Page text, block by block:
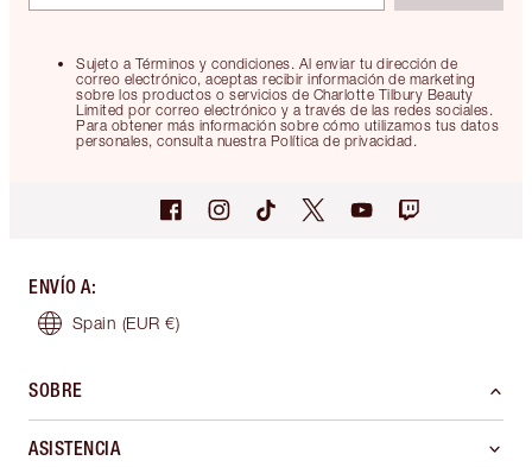
Sujeto a Términos y condiciones. Al enviar tu dirección de
correo electrónico, aceptas recibir información de marketing
sobre los productos o servicios de Charlotte Tilbury Beauty
Limited por correo electrónico y a través de las redes sociales.
Para obtener más información sobre cómo utilizamos tus datos
personales, consulta nuestra Política de privacidad.
ENVÍO A:
Spain (EUR €)
SOBRE
ASISTENCIA